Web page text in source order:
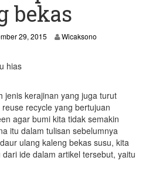
bekas
29, 2015
e
r
3
0
,
2
0
Wicaksono
jenis kerajinan yang juga turut
recycle yang bertujuan
agar bumi kita tidak semakin
itu dalam tulisan sebelumnya
ulang kaleng bekas susu, kita
ide dalam artikel tersebut, yaitu